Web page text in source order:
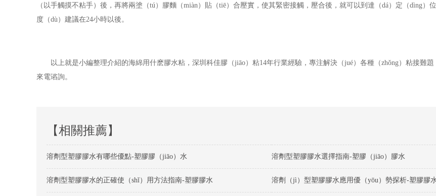
（以手觸摸不粘手）後，再將兩塗（tú）膠麵（miàn）貼（tiē）合壓實，使其緊密接觸，壓合後，就可以到達（dá）定（dìng）
度（dù）建議在24小時以後。
以上就是小編整理介紹的海綿用什麽膠水粘，深圳科佳膠（jiāo）粘14年行業經驗，專注解決（jué）各種（zhǒng）粘接難
來電谘詢。
【相關推薦】
溶劑型塑膠膠水有哪些優點-塑膠膠（jiāo）水 溶劑型塑膠膠水選擇指南-塑膠（jiāo）膠水
溶劑型塑膠膠水的正確使（shǐ）用方法指南-塑膠膠水 溶劑（jì）型塑膠膠水應用優（yōu）勢探析-塑膠膠